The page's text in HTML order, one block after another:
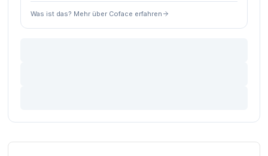
Was ist das? Mehr über Coface erfahren